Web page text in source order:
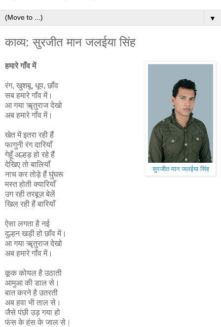
▼
काव्य: सुरजीत मान जलईया सिंह
सुरजीत मान जलईया सिंह
हमारे गाँव में
रंग, खुशबू, धूप, छाँव
सब हमारे गाँव में।
आ गया ॠतुराज देखो
अब हमारे गाँव में।
खेत में इतरा रही हैं
फागुनी रंग दारियाँ
गेहूँ अल्हड़ हो रहे हैं
देखिए तो बालियाँ
नाच कर तोड़े हैं घुंघरू
मस्त होती क्यारियाँ
उग रही तरबूज़ बेलें
खिल रही हैं बारियाँ
ऐसा लगता है नई
दुल्हन खड़ी हो छाँव में।
आ गया ॠतुराज देखो
अब हमारे गाँव में।
कूक कोयल है उठाती
आमुआ की डाल से।
बात करने है उतरती
अब हवा भी ताल से।
जैसे पंछी उड़ गया हो
फंस के हंस के जाल से।